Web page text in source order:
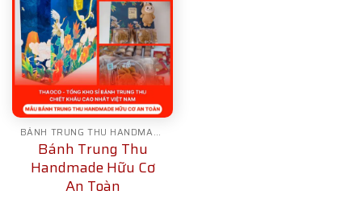
BÁNH TRUNG THU HANDMADE
Bánh Trung Thu
Handmade Hữu Cơ
An Toàn